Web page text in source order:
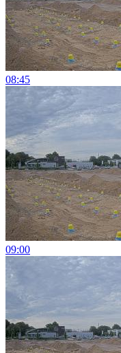
08:45
09:00